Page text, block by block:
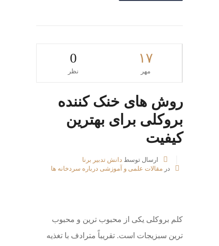
۱۷
مهر
0
نظر
روش های خنک کننده
بروکلی برای بهترین
کیفیت
ارسال توسط دانش تدبیر برنا
در مقالات علمی و آموزشی درباره سردخانه ها
کلم بروکلی یکی از محبوب ترین و محبوب
ترین سبزیجات است. تقریباً مترادف با تغذیه